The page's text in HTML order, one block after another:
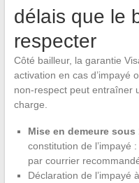
délais que le
respecter
Côté bailleur, la garantie
activation en cas d’impayé
non-respect peut entraîner
charge.
Mise en demeure
constitution de l’impayé
par courrier
Déclaration de l’impayé